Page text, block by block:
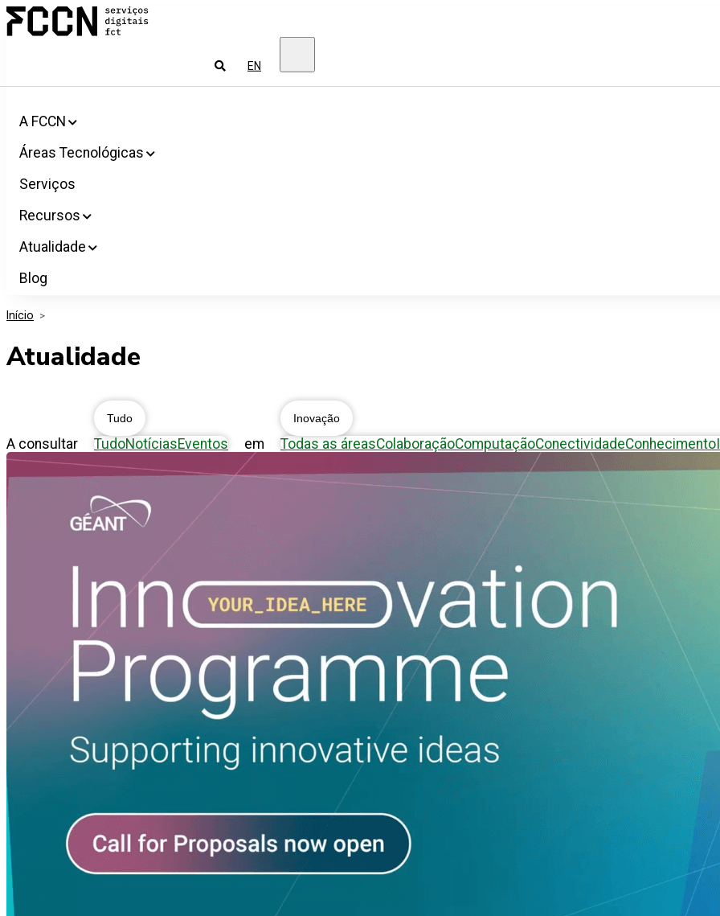
Salta
para
Pesquisar
EN
A FCCN
Áreas Tecnológicas
Serviços
Recursos
Atualidade
Blog
Início >
Atualidade
A consultar
Tudo
TudoNotíciasEventos em
Inovação
Todas as áreasColaboraçãoComputaçãoConectividadeConhecimento